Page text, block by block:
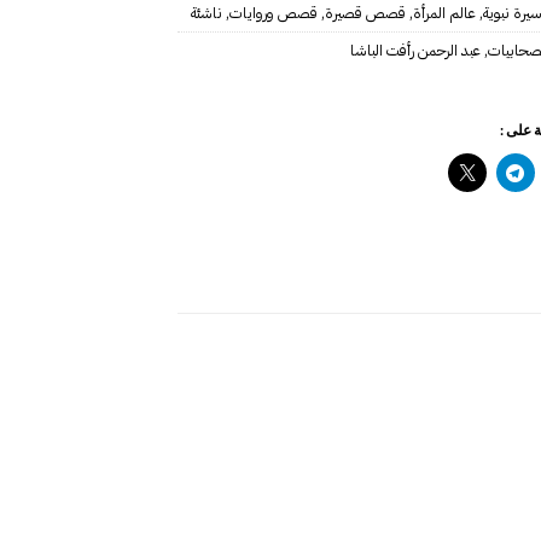
سيرة نبوية,عالم المرأة, قصص قصيرة, قصص وروايات, ناشئة
,عبد الرحمن رأفت الباشا
على :